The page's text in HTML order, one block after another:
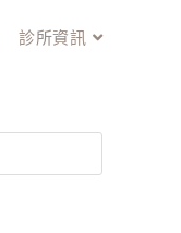
診所資訊